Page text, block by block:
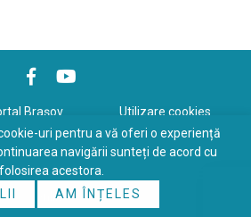
Braşov Utilizare cookies
de confidenţialitate
Reserved. Powered by
Online
uri pentru a vă oferi o experiență
navigării sunteți de acord cu
folosirea acestora.
AM ÎNȚELES